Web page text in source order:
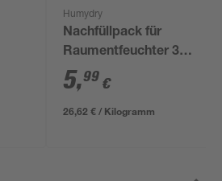
Humydry
Nachfüllpack für
Raumentfeuchter 3x
75 g Lavendel
5,99 €
26,62 € / Kilogramm